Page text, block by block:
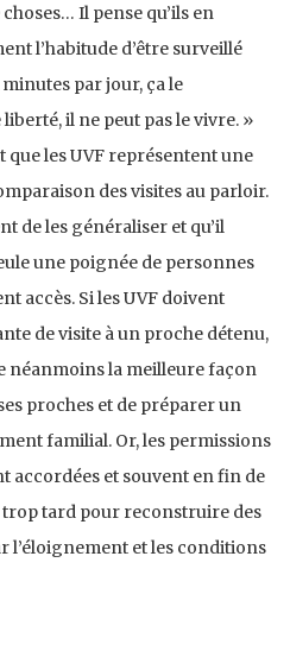
Il pense qu’ils en
l’habitude d’être surveillé
par jour, ça le
il ne peut pas le vivre. »
les UVF représentent une
des visites au parloir.
de les généraliser et qu’il
une poignée de personnes
accès. Si les UVF doivent
de visite à un proche détenu,
néanmoins la meilleure façon
proches et de préparer un
familial. Or, les permissions
accordées et souvent en fin de
trop tard pour reconstruire des
l’éloignement et les conditions